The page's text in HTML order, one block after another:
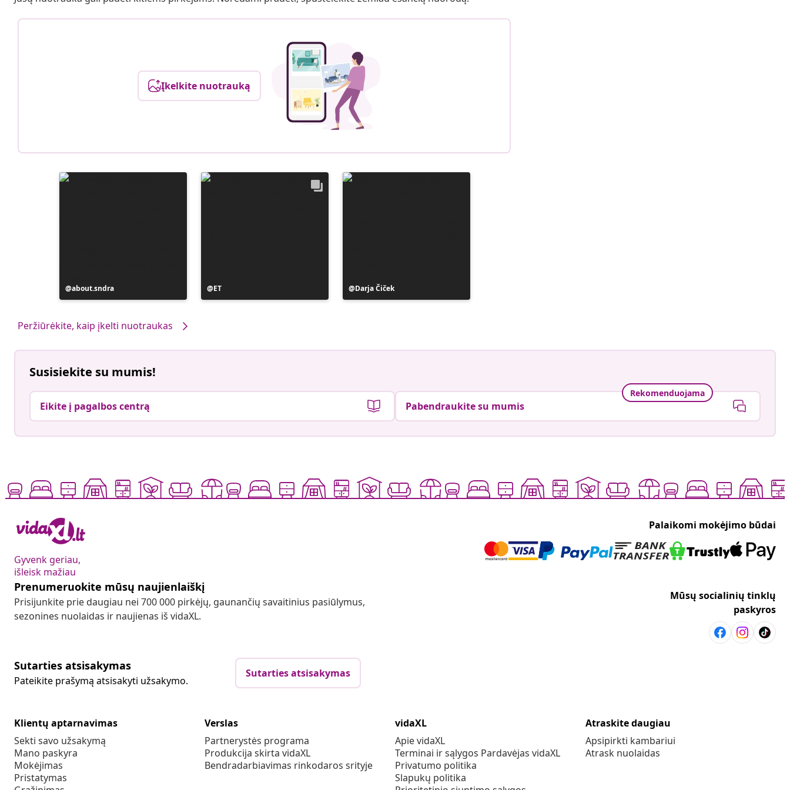
Įkelkite nuotrauką
Įrašą
paskelbė
about.sndra
Įrašą
paskelbė
ET
Įrašą
paskelbė
Darja Čiček
Peržiūrėkite, kaip įkelti nuotraukas
Susisiekite su mumis!
Eikite į pagalbos centrą
Rekomenduojama
Pabendraukite su mumis
Gyvenk geriau,
išleisk mažiau
Palaikomi mokėjimo būdai
Prenumeruokite mūsų naujienlaiškį
Prisijunkite prie daugiau nei 700 000 pirkėjų, gaunančių savaitinius pasiūlymus,
sezonines nuolaidas ir naujienas iš vidaXL.
Mūsų socialinių tinklų
paskyros
Sutarties atsisakymas
Pateikite prašymą atsisakyti užsakymo.
Sutarties atsisakymas
Klientų aptarnavimas
Sekti savo užsakymą
Mano paskyra
Mokėjimas
Pristatymas
Verslas
Partnerystės programa
Produkcija skirta vidaXL
Bendradarbiavimas rinkodaros srityje
vidaXL
Apie vidaXL
Terminai ir sąlygos Pardavėjas vidaXL
Privatumo politika
Slapukų politika
Atraskite daugiau
Apsipirkti kambariui
Atrask nuolaidas